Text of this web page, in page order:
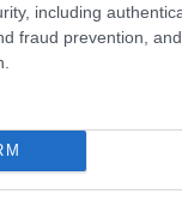
including
fraud prevention,